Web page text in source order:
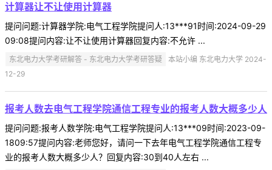
计算器让不让使用计算器
提问问题:计算器学院:电气工程学院提问人:13***91时间:2024-09-29
09:08提问内容:让不让使用计算器回复内容:不允许 ...
东北电力大学考研解答 - 东北电力大学考研答疑
本站小编 东北电力大学 2024-
12-29
报考人数去电气工程学院通信工程专业的报考人数大概多少人
提问问题:报考人数学院:电气工程学院提问人:13***09时间:2023-09-
1809:57提问内容:老师您好，请问一下去年电气工程学院通信工程专
业的报考人数大概多少人？回复内容:30到40人左右 ...